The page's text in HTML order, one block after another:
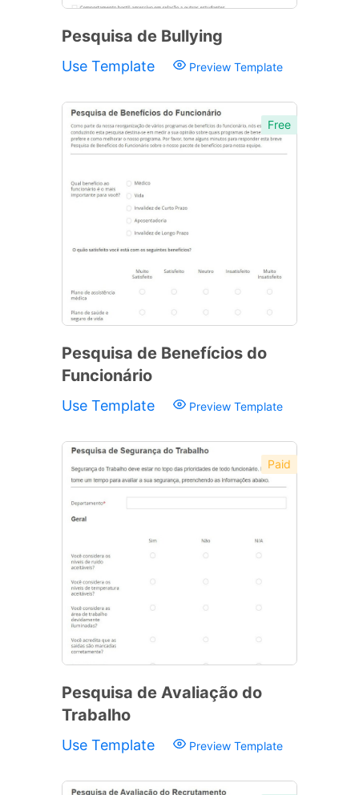
Pesquisa de Bullying
Use Template Preview Template
Free
Pesquisa de Benefícios do
Funcionário
Use Template Preview Template
Paid
Pesquisa de Avaliação do
Trabalho
Use Template Preview Template